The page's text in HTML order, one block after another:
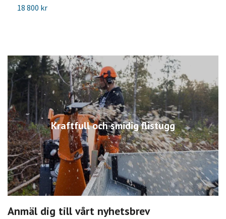
Kraftfull och smidig flistugg
Anmäl dig till vårt nyhetsbrev
18 800 kr